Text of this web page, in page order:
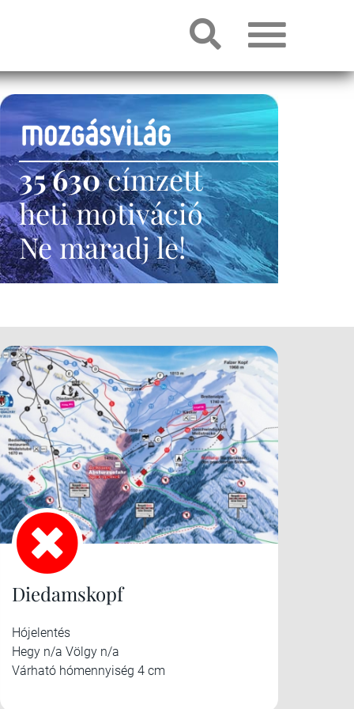
35 630címzett
heti motiváció
Ne maradj le!
Diedamskopf
Hójelentés
Hegy n/a Völgy n/a
Várható hómennyiség 4 cm